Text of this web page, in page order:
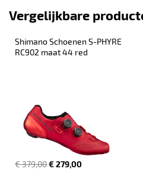
Vergelijkbare
Shimano Schoenen S-PHYRE
RC902 maat 44 red
€ 379,00€ 279,00